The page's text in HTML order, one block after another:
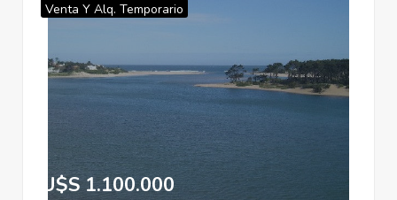
Venta Y Alq. Temporario
U$S 1.100.000